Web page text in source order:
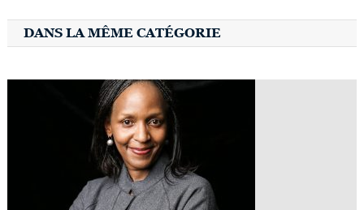
DANS LA MÊME CATÉGORIE